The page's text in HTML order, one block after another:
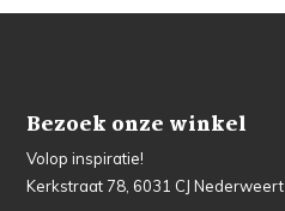
Bezoek onze winkel
Volop inspiratie!
Kerkstraat 78, 6031 CJ Nederweert